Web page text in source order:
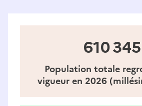
610 345
Population totale
vigueur en 2026